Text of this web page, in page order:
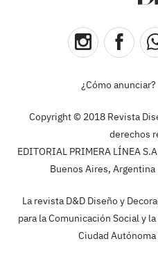
¿Cómo anunciar?
Copyright © 2018 Revista
derechos
EDITORIAL PRIMERA LÍNEA
Buenos Aires,
La revista D&D Diseño y
para la Comunicación Social y
Ciudad